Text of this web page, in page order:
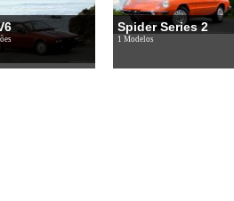
Spider Series 2
1 Modelos